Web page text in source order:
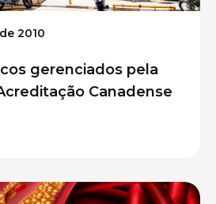
2010
gerenciados pela
Canadense